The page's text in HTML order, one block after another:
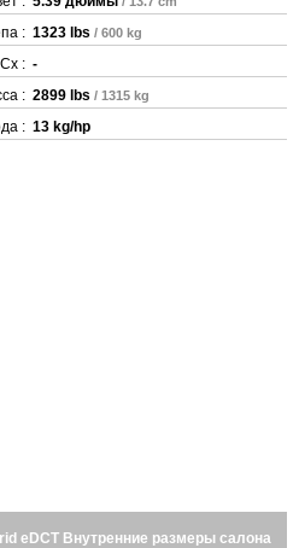
: 1323 lbs / 600 kg
Cx : -
: 2899 lbs / 1315 kg
: 13 kg/hp
eDCT Внутренние размеры салона